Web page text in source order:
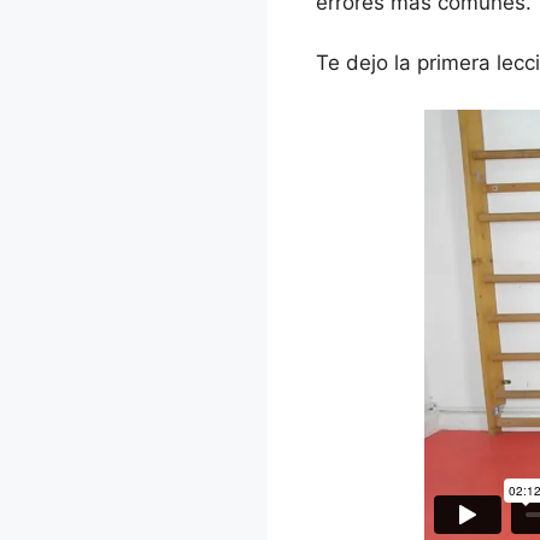
Te dejo la primera